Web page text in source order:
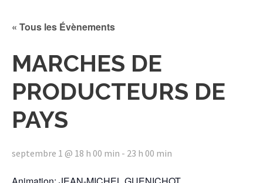
« Tous les Évènements
MARCHES DE
PRODUCTEURS DE
PAYS
septembre 1 @ 18 h 00 min - 23 h 00 min